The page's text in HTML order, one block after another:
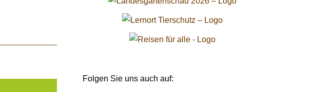
Folgen Sie uns auch auf: